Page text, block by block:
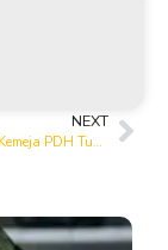
NEXT
Pusat Konveksi Kemeja PDH Tuban – Rapi, Kuat, & Tepat Waktu